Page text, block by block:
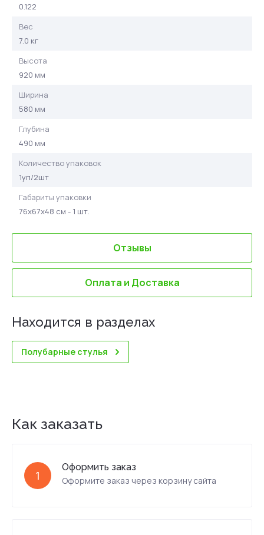
0.122
Вес
7.0 кг
Высота
920 мм
Ширина
580 мм
Глубина
490 мм
Количество упаковок
1уп/2шт
Габариты упаковки
76х67х48 см - 1 шт.
Отзывы
Оплата и Доставка
Находится в разделах
Полубарные стулья
Как заказать
1
Оформить заказ
Оформите заказ через корзину сайта